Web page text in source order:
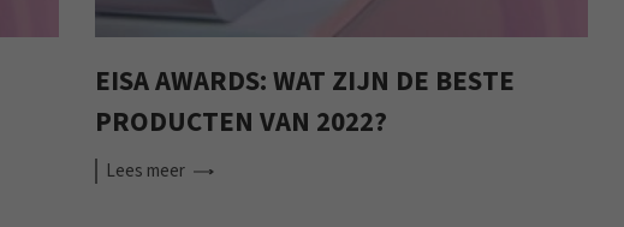
EISA AWARDS: WAT ZIJN DE BESTE
PRODUCTEN VAN 2022?
Lees meer